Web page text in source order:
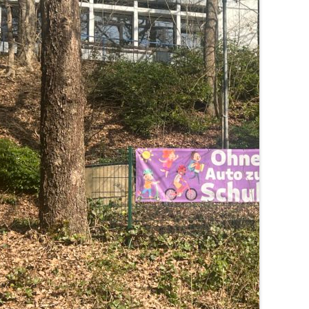
Luft,
statt
Elterntaxi!